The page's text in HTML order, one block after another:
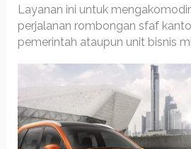
Layanan ini untuk
perjalanan rombongan sfaf
pemerintah ataupun unit bisnis